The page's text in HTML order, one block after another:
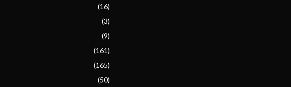
(16)
(3)
(9)
(161)
(165)
(50)